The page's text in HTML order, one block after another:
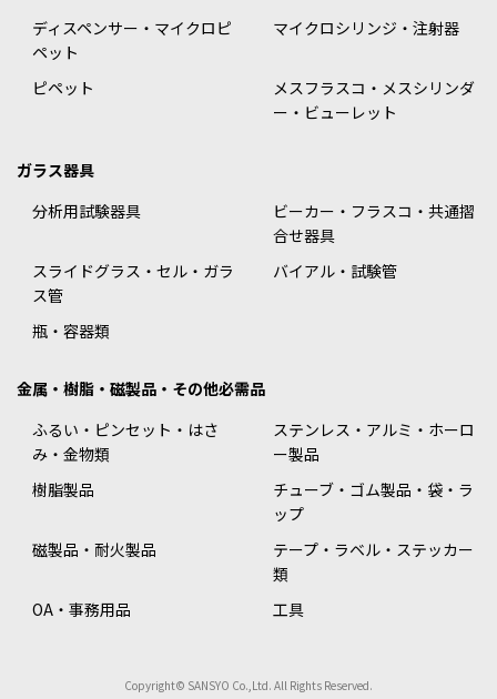
ディスペンサー・マイクロピ
ペット
マイクロシリンジ・注射器
ピペット
メスフラスコ・メスシリンダ
ー・ビューレット
ガラス器具
分析用試験器具
ビーカー・フラスコ・共通摺
合せ器具
スライドグラス・セル・ガラ
ス管
バイアル・試験管
瓶・容器類
金属・樹脂・磁製品・その他必需品
ふるい・ピンセット・はさ
み・金物類
ステンレス・アルミ・ホーロ
ー製品
樹脂製品
チューブ・ゴム製品・袋・ラ
ップ
磁製品・耐火製品
テープ・ラベル・ステッカー
類
OA・事務用品
工具
Copyright© SANSYO Co.,Ltd. All Rights Reserved.